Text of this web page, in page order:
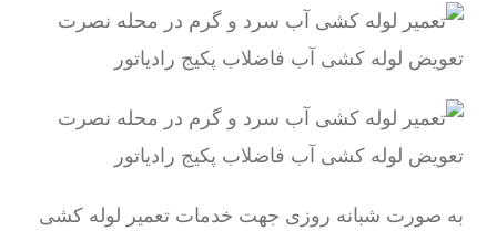
به صورت شبانه روزی جهت خدمات تعمیر لوله کشی